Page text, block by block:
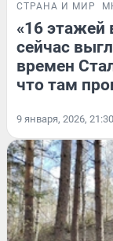
СТРАНА И МИР
«16 этажей
сейчас
времен
что там
9 января, 2026, 21:30